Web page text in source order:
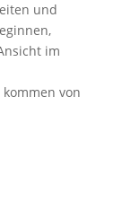
und
im
von